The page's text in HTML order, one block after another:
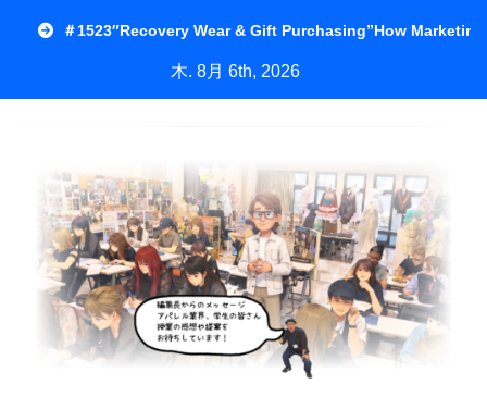
＃1523″Recovery Wear & Gift Purchasing”How
木. 8月 6th, 2026